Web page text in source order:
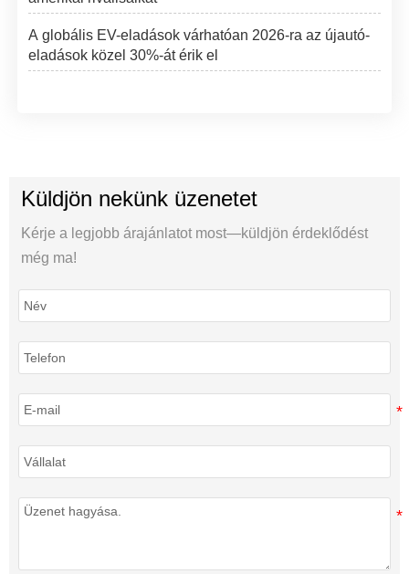
A globális EV-eladások várhatóan 2026-ra az újautó-
eladások közel 30%-át érik el
Küldjön nekünk üzenetet
Kérje a legjobb árajánlatot most—küldjön érdeklődést
még ma!